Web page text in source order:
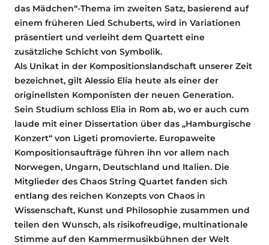
das Mädchen“-Thema im zweiten Satz, basierend auf
einem früheren Lied Schuberts, wird in Variationen
präsentiert und verleiht dem Quartett eine
zusätzliche Schicht von Symbolik.
Als Unikat in der Kompositionslandschaft unserer Zeit
bezeichnet, gilt Alessio Elia heute als einer der
originellsten Komponisten der neuen Generation.
Sein Studium schloss Elia in Rom ab, wo er auch cum
laude mit einer Dissertation über das „Hamburgische
Konzert“ von Ligeti promovierte. Europaweite
Kompositionsaufträge führen ihn vor allem nach
Norwegen, Ungarn, Deutschland und Italien. Die
Mitglieder des Chaos String Quartet fanden sich
entlang des reichen Konzepts von Chaos in
Wissenschaft, Kunst und Philosophie zusammen und
teilen den Wunsch, als risikofreudige, multinationale
Stimme auf den Kammermusikbühnen der Welt